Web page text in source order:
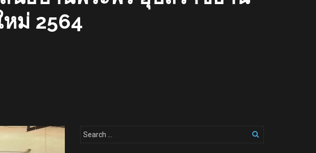
ม่ 2564